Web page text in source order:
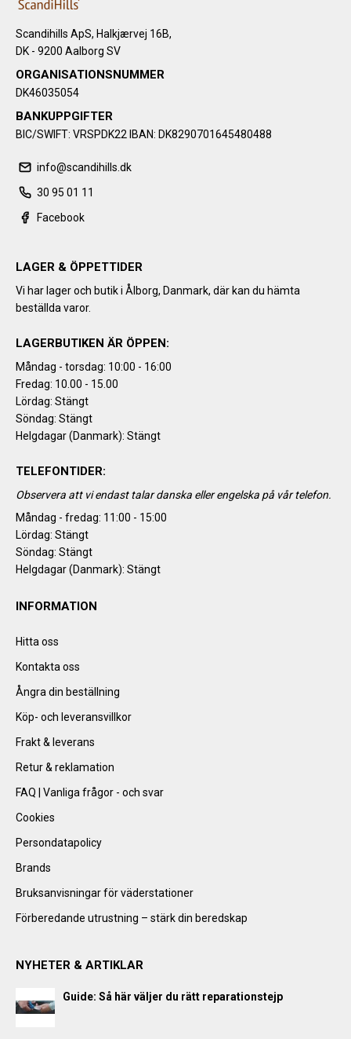
Scandihills ApS, Halkjærvej 16B,
DK - 9200 Aalborg SV
ORGANISATIONSNUMMER
DK46035054
BANKUPPGIFTER
BIC/SWIFT: VRSPDK22 IBAN: DK8290701645480488
info@scandihills.dk
30 95 01 11
Facebook
LAGER & ÖPPETTIDER
Vi har lager och butik i Ålborg, Danmark, där kan du hämta
beställda varor.
LAGERBUTIKEN ÄR ÖPPEN:
Måndag - torsdag: 10:00 - 16:00
Fredag: 10.00 - 15.00
Lördag: Stängt
Söndag: Stängt
Helgdagar (Danmark): Stängt
TELEFONTIDER:
Observera att vi endast talar danska eller engelska på vår telefon.
Måndag - fredag: 11:00 - 15:00
Lördag: Stängt
Söndag: Stängt
Helgdagar (Danmark): Stängt
INFORMATION
Hitta oss
Kontakta oss
Ångra din beställning
Köp- och leveransvillkor
Frakt & leverans
Retur & reklamation
FAQ | Vanliga frågor - och svar
Cookies
Persondatapolicy
Brands
Bruksanvisningar för väderstationer
Förberedande utrustning – stärk din beredskap
NYHETER & ARTIKLAR
Guide: Så här väljer du rätt reparationstejp